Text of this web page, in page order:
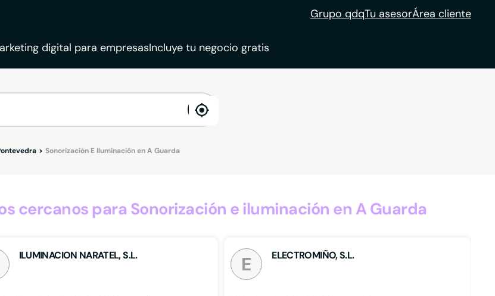
Grupo qdqTu asesorÁrea cliente
digital para empresasIncluye tu negocio gratis
enable
Sonorización E Iluminación en A Guarda
cercanos para Sonorización e iluminación en A Guarda
ILUMINACION NARATEL, S.L. E ELECTROMIÑO, S.L.